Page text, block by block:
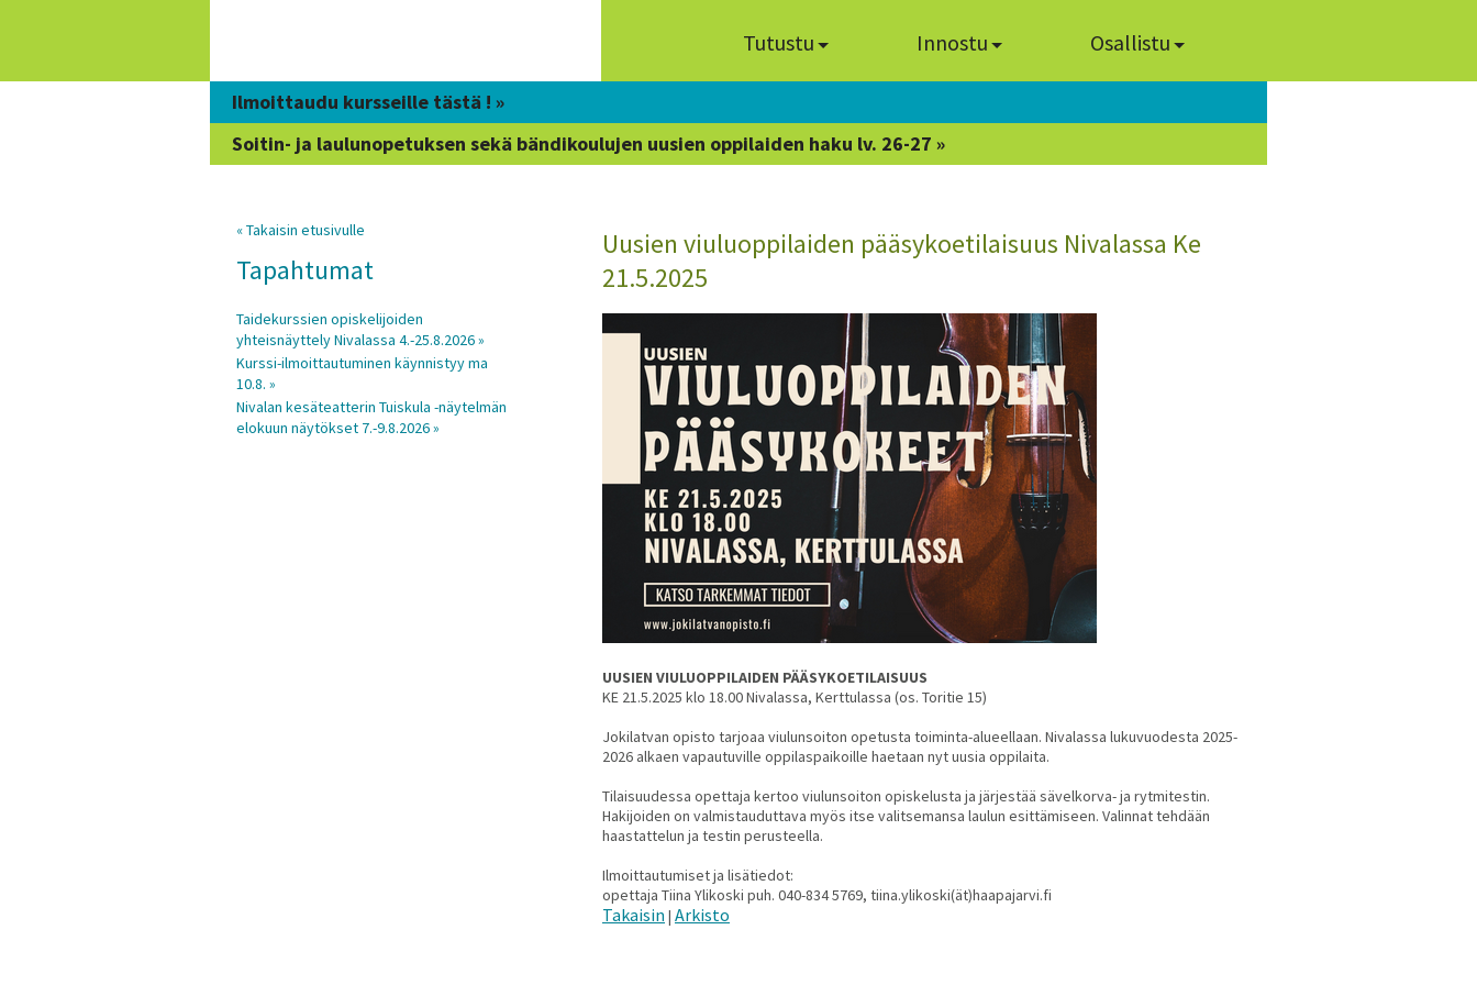
Tutustu Innostu Osallistu
Ilmoittaudu kursseille tästä ! »
Soitin- ja laulunopetuksen sekä bändikoulujen uusien oppilaiden haku lv. 26-27 »
Uusien viuluoppilaiden pääsykoetilaisuus Nivalassa Ke
21.5.2025
UUSIEN VIULUOPPILAIDEN PÄÄSYKOETILAISUUS
KE 21.5.2025 klo 18.00 Nivalassa, Kerttulassa (os. Toritie 15)
Jokilatvan opisto tarjoaa viulunsoiton opetusta toiminta-alueellaan. Nivalassa lukuvuodesta 2025-
2026 alkaen vapautuville oppilaspaikoille haetaan nyt uusia oppilaita.
Tilaisuudessa opettaja kertoo viulunsoiton opiskelusta ja järjestää sävelkorva- ja rytmitestin.
Hakijoiden on valmistauduttava myös itse valitsemansa laulun esittämiseen. Valinnat tehdään
haastattelun ja testin perusteella.
Ilmoittautumiset ja lisätiedot:
opettaja Tiina Ylikoski puh. 040-834 5769, tiina.ylikoski(ät)haapajarvi.fi
Takaisin | Arkisto
« Takaisin etusivulle
Tapahtumat
Taidekurssien opiskelijoiden
yhteisnäyttely Nivalassa 4.-25.8.2026 »
Kurssi-ilmoittautuminen käynnistyy ma
10.8. »
Nivalan kesäteatterin Tuiskula -näytelmän
elokuun näytökset 7.-9.8.2026 »